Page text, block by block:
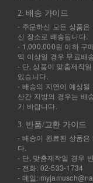
2. 배송 가이드
- 주문하신 모든 상품
신 장소로 배송됩니다.
- 1,000,000원 이하 구
액 이상일 경우 무료배
- 단, 상품이 맞춤제작
있습니다.
- 배송의 지연이 예상
산간 지방의 경우는 배
기 바랍니다.
3. 반품/교환 가이드
- 배송이 완료된 상품
다.
- 단, 맞춤제작일 경우
- 전화: 02-533-1734
- 메일: